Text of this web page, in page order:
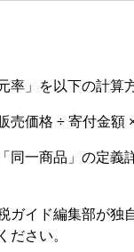
率」を以下の計算
売価格 ÷ 寄付金額
同一商品」の定
ガイド編集部が独
ださい。